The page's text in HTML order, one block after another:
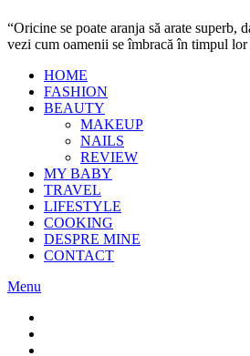
“Oricine se poate aranja să arate superb,
vezi cum oamenii se îmbracă în timpul
HOME
FASHION
BEAUTY
MAKEUP
NAILS
REVIEW
MY BABY
TRAVEL
LIFESTYLE
COOKING
DESPRE MINE
CONTACT
Menu